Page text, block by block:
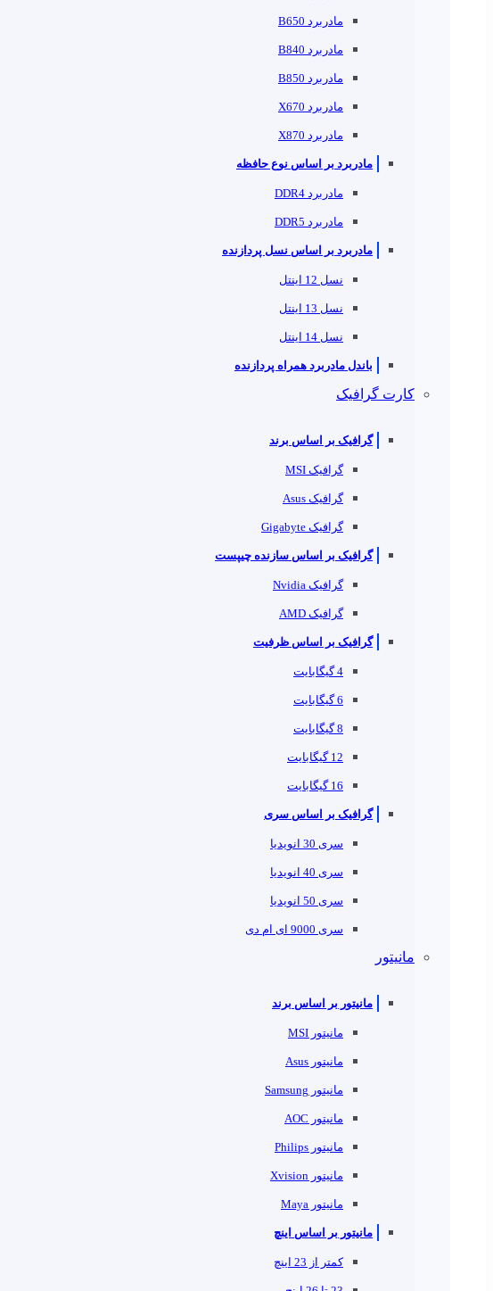
مادربرد B650
مادربرد B840
مادربرد B850
مادربرد X670
مادربرد X870
مادربرد بر اساس نوع حافظه
مادربرد DDR4
مادربرد DDR5
مادربرد بر اساس نسل پردازنده
نسل 12 اینتل
نسل 13 اینتل
نسل 14 اینتل
باندل مادربرد همراه پردازنده
کارت گرافیک
گرافیک بر اساس برند
گرافیک MSI
گرافیک Asus
گرافیک Gigabyte
گرافیک بر اساس سازنده چیپست
گرافیک Nvidia
گرافیک AMD
گرافیک بر اساس ظرفیت
4 گیگابایت
6 گیگابایت
8 گیگابایت
12 گیگابایت
16 گیگابایت
گرافیک بر اساس سری
سری 30 انویدیا
سری 40 انویدیا
سری 50 انویدیا
سری 9000 ای ام دی
مانیتور
مانیتور بر اساس برند
مانیتور MSI
مانیتور Asus
مانیتور Samsung
مانیتور AOC
مانیتور Philips
مانیتور Xvision
مانیتور Maya
مانیتور بر اساس اینچ
کمتر از 23 اینچ